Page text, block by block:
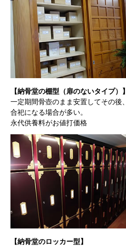
【納骨堂の棚型（扉のないタイプ）】
一定期間骨壺のまま安置してその後、
合祀になる場合が多い。
永代供養料がお値打価格
【納骨堂のロッカー型】